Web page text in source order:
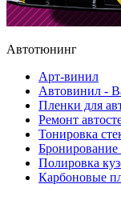
Автотюнинг
Арт-винил
Автовинил -
Пленки для
Ремонт
Тонировка
Бронирование
Полировка
Карбоновые